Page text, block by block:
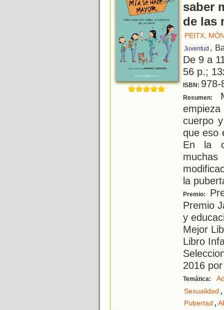
saber
de las
PEITX,
Juventud ,
De 9 a
56 p.;
ISBN: 978-
Resumen:
cuerpo
que eso
En la
la
Premio:
Premio
y
Mejor
Libro
2016
Temática:
Sexualidad ,
Pubertad ,